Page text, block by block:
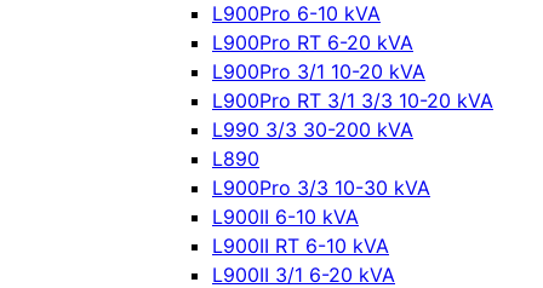
L900Pro 6-10 kVA
L900Pro RT 6-20 kVA
L900Pro 3/1 10-20 kVA
L900Pro RT 3/1 3/3 10-20 kVA
L990 3/3 30-200 kVA
L890
L900Pro 3/3 10-30 kVA
L900II 6-10 kVA
L900II RT 6-10 kVA
L900II 3/1 6-20 kVA